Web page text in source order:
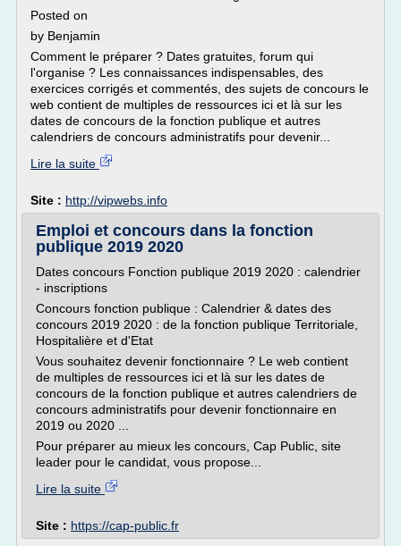
Posted on
by Benjamin
Comment le préparer ? Dates gratuites, forum qui
l'organise ? Les connaissances indispensables, des
exercices corrigés et commentés, des sujets de concours le
web contient de multiples de ressources ici et là sur les
dates de concours de la fonction publique et autres
calendriers de concours administratifs pour devenir...
Lire la suite
Site : http://vipwebs.info
Emploi et concours dans la fonction
publique 2019 2020
Dates concours Fonction publique 2019 2020 : calendrier
- inscriptions
Concours fonction publique : Calendrier & dates des
concours 2019 2020 : de la fonction publique Territoriale,
Hospitalière et d'Etat
Vous souhaitez devenir fonctionnaire ? Le web contient
de multiples de ressources ici et là sur les dates de
concours de la fonction publique et autres calendriers de
concours administratifs pour devenir fonctionnaire en
2019 ou 2020 ...
Pour préparer au mieux les concours, Cap Public, site
leader pour le candidat, vous propose...
Lire la suite
Site : https://cap-public.fr